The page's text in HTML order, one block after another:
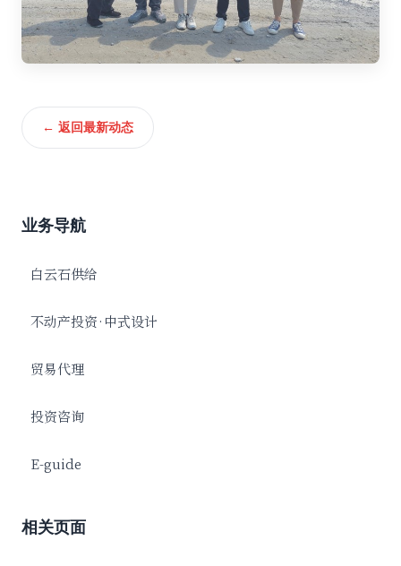
← 返回最新动态
业务导航
白云石供给
不动产投资·中式设计
贸易代理
投资咨询
E-guide
相关页面